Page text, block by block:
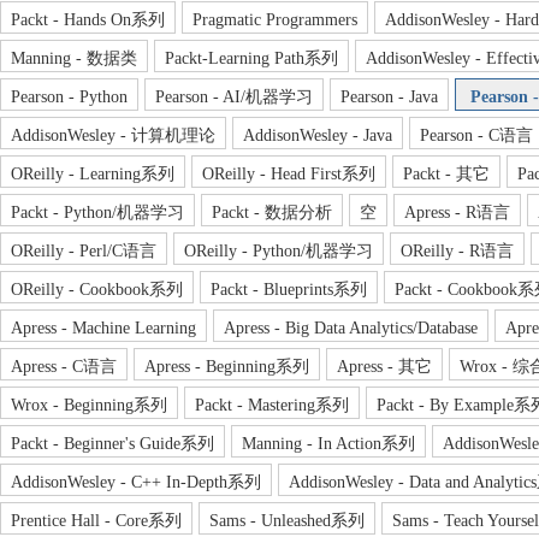
管
之
家
Packt - Hands On系列 Pragmatic Programmers AddisonWesley -
Manning - 数据类 Packt-Learning Path系列 AddisonWesley -
Pearson - Python Pearson - AI/机器学习 Pearson - Java Pearson
AddisonWesley - 计算机理论 AddisonWesley - Java Pearson - C语言
OReilly - Learning系列 OReilly - Head First系列 Packt - 其它
Packt - Python/机器学习 Packt - 数据分析 空 Apress - R语言
OReilly - Perl/C语言 OReilly - Python/机器学习 OReilly - R语言
OReilly - Cookbook系列 Packt - Blueprints系列 Packt - Cookbook系
Apress - Machine Learning Apress - Big Data Analytics/Database
Apress - C语言 Apress - Beginning系列 Apress - 其它 Wrox - 综
Wrox - Beginning系列 Packt - Mastering系列 Packt - By Example系
Packt - Beginner's Guide系列 Manning - In Action系列
AddisonWesley - C++ In-Depth系列 AddisonWesley - Data and
Prentice Hall - Core系列 Sams - Unleashed系列 Sams - Teach